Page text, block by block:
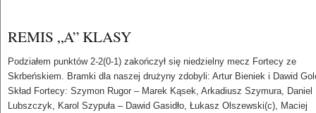
REMIS „A” KLASY
Podziałem punktów 2-2(0-1) zakończył się niedzielny mecz Fortecy ze
Skrbeńskiem. Bramki dla naszej drużyny zdobyli: Artur Bieniek i Dawid
Skład Fortecy: Szymon Rugor – Marek Kąsek, Arkadiusz Szymura, Daniel
Lubszczyk, Karol Szypuła – Dawid Gasidło, Łukasz Olszewski(c), Maciej